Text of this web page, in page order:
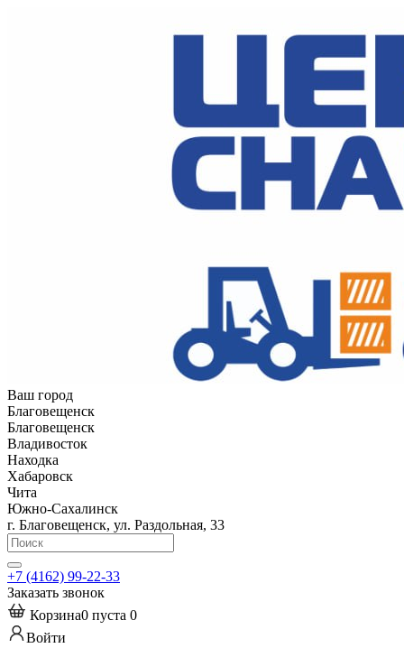
Ваш город
Благовещенск
Благовещенск
Владивосток
Находка
Хабаровск
Чита
Южно-Сахалинск
г. Благовещенск, ул. Раздольная, 33
+7 (4162) 99-22-33
Заказать звонок
Корзина0 пуста 0
Войти